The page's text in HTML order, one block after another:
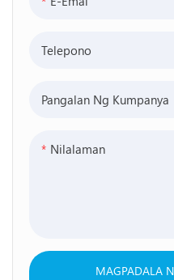
Telepono
Pangalan Ng Kumpanya
Nilalaman
MAGPADALA